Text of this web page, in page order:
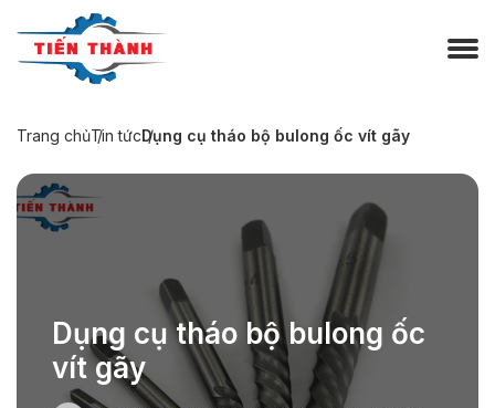
Trang chủTin tứcDụng cụ tháo bộ bulong ốc vít gãy
Dụng cụ tháo bộ bulong ốc
vít gãy